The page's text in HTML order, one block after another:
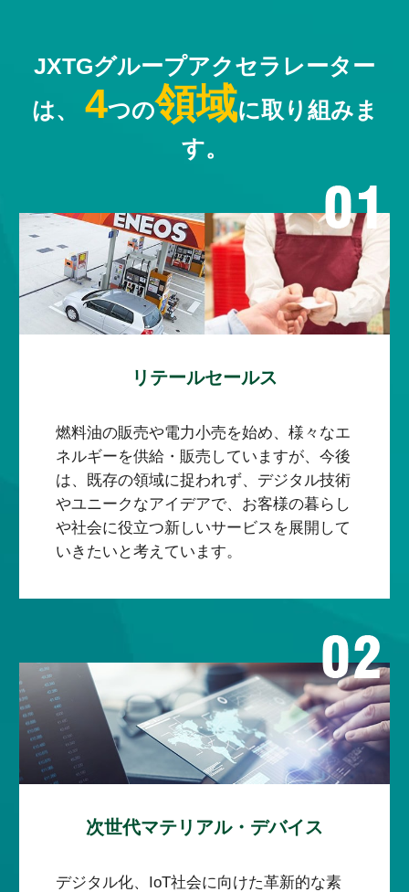
JXTGグループアクセラレーター
は、
4つの領域に取り組みま
す。
リテールセールス
燃料油の販売や電力小売を始め、様々なエ
ネルギーを供給・販売していますが、今後
は、既存の領域に捉われず、デジタル技術
やユニークなアイデアで、お客様の暮らし
や社会に役立つ新しいサービスを展開して
いきたいと考えています。
次世代マテリアル・デバイス
デジタル化、IoT社会に向けた革新的な素